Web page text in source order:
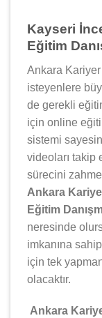
Kayseri
Eğitim
Ankara
isteyenlere
de gerekli
için online
sistemi
videoları takip
sürecini
Ankara
Eğitim
neresinde
imkanına
için tek
olacaktır.
Ankara